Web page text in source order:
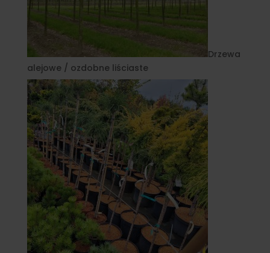
Drzewa
alejowe / ozdobne liściaste